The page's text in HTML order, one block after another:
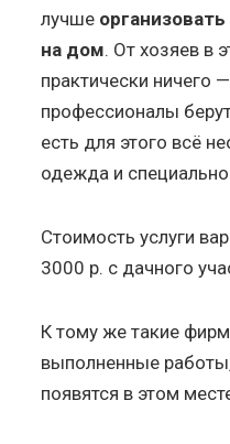
лучше
на дом. От хозяев в
практически ничего
профессионалы
есть для этого всё
одежда и
Стоимость услуги
3000 р. с дачного
К тому же такие
выполненные
появятся в этом